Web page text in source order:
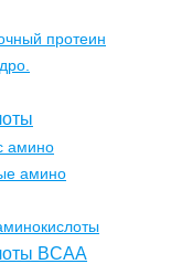
протеин
амино
амино
BCAA